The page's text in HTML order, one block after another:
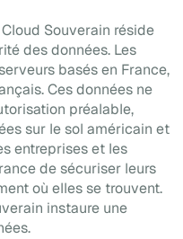
Souverain réside
des données. Les
basés en France,
Ces données ne
préalable,
sur le sol américain et
entreprises et les
de sécuriser leurs
où elles se trouvent.
instaure une